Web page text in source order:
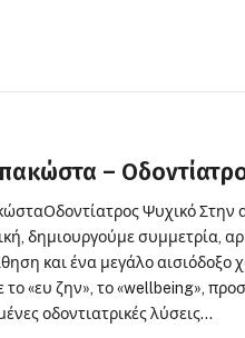
–
Ψυχικό Στην
δημιουργούμε συμμετρία,
και ένα μεγάλο αισιόδοξο
το «ευ ζην», το «wellbeing»,
οδοντιατρικές λύσεις…